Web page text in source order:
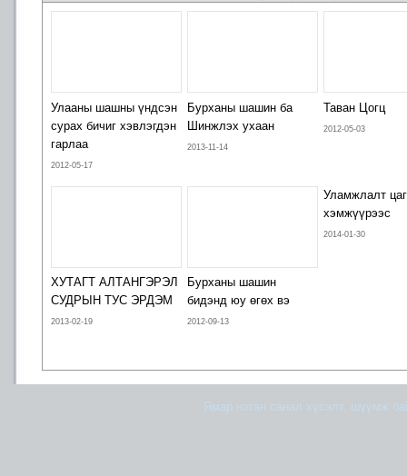
Улааны шашны үндсэн
сурах бичиг хэвлэгдэн
гарлаа
2012-05-17
Бурханы шашин ба
Шинжлэх ухаан
2013-11-14
Таван Цогц
2012-05-03
ХУТАГТ АЛТАНГЭРЭЛ
СУДРЫН ТУС ЭРДЭМ
2013-02-19
Бурханы шашин
бидэнд юу өгөх вэ
2012-09-13
Уламжлалт
хэмжүүрээс
2014-01-30
Ямар нэгэн санал хүсэлт, шүүмж